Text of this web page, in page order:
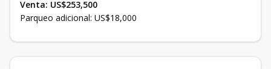
Venta: US$253,500
Parqueo adicional: US$18,000